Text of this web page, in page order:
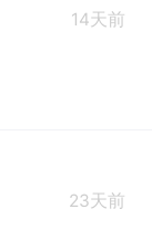
14天前
23天前